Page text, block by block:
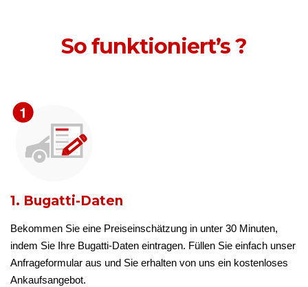
So funktioniert’s ?
1. Bugatti-Daten
Bekommen Sie eine Preiseinschätzung in unter 30 Minuten,
indem Sie Ihre Bugatti-Daten eintragen. Füllen Sie einfach unser
Anfrageformular aus und Sie erhalten von uns ein kostenloses
Ankaufsangebot.